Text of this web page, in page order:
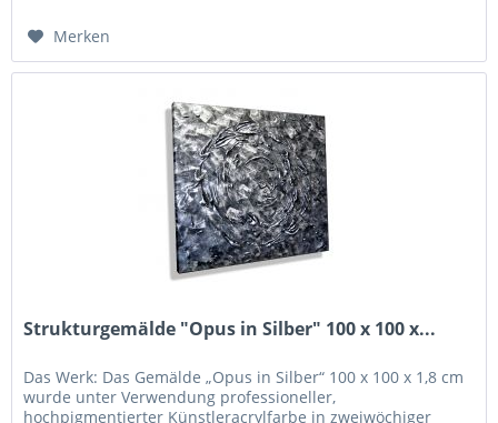
Merken
Strukturgemälde "Opus in Silber" 100 x 100 x...
Das Werk: Das Gemälde „Opus in Silber“ 100 x 100 x 1,8 cm
wurde unter Verwendung professioneller,
hochpigmentierter Künstleracrylfarbe in zweiwöchiger